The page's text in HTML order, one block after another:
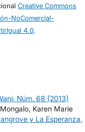
Creative Commons
NoComercial-
4.0.
Núm. 68 (2013)
Karen Marie
y La Esperanza,